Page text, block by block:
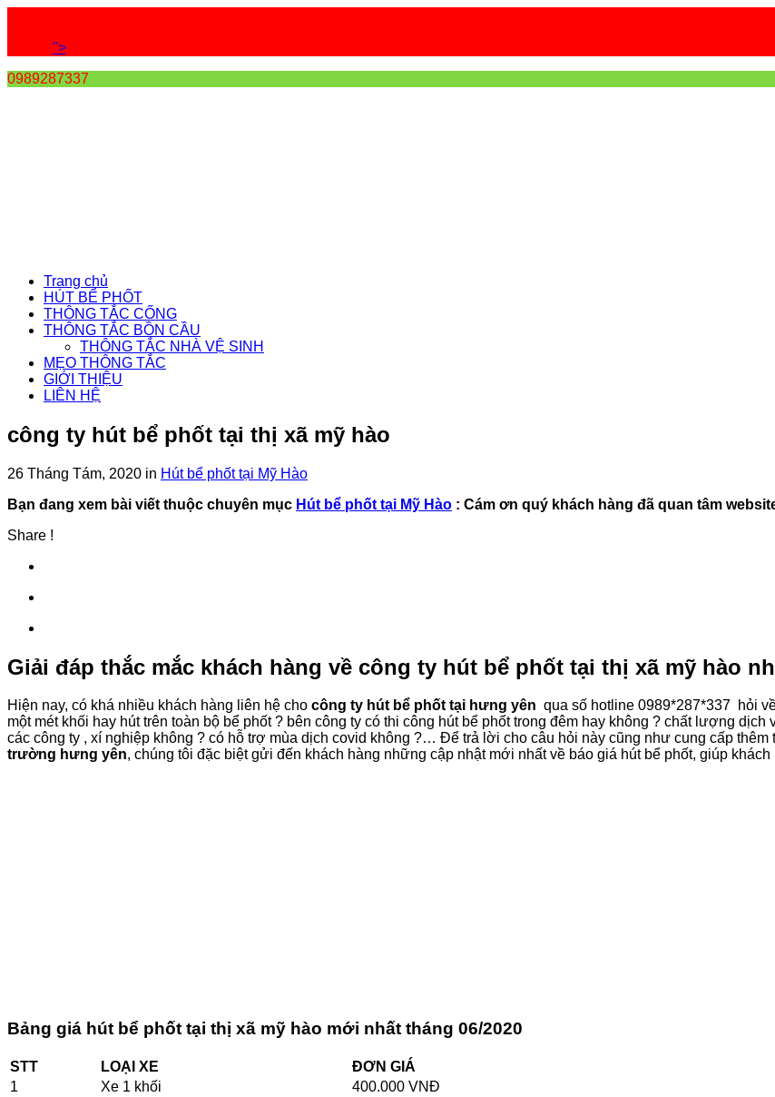
">
0989287337
Trang chủ
HÚT BỂ PHỐT
THÔNG TẮC CỐNG
THÔNG TẮC BỒN CẦU
THÔNG TẮC NHÀ VỆ SINH
MẸO THÔNG TẮC
GIỚI THIỆU
LIÊN HỆ
công ty hút bể phốt tại thị xã mỹ hào
26 Tháng Tám, 2020 in Hút bể phốt tại Mỹ Hào
Bạn đang xem bài viết thuộc chuyên mục Hút bể phốt tại Mỹ Hào : Cám ơn quý khách hàng đã quan tâm
Share !
Giải đáp thắc mắc khách hàng về công ty hút bể phốt tại thị xã mỹ hào
Hiện nay, có khá nhiều khách hàng liên hệ cho công ty hút bể phốt tại hưng yên qua số hotline 0989*287*337 hỏi
một mét khối hay hút trên toàn bộ bể phốt ? bên công ty có thi công hút bể phốt trong đêm hay không ? chất lượng
các công ty , xí nghiệp không ? có hỗ trợ mùa dịch covid không ?… Để trả lời cho câu hỏi này cũng như cung cấp
trường hưng yên, chúng tôi đặc biệt gửi đến khách hàng những cập nhật mới nhất về báo giá hút bể phốt, giúp
Bảng giá hút bể phốt tại thị xã mỹ hào mới nhất tháng 06/2020
STT LOẠI XE
ĐƠN GIÁ
1
Xe 1 khối
400.000 VNĐ